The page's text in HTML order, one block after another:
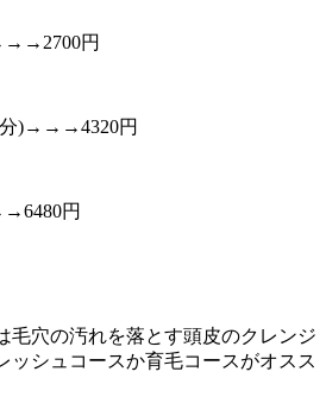
円
分)→→→4320円
円
毛穴の汚れを落とす頭皮のクレンジ
ッシュコースか育毛コースがオスス